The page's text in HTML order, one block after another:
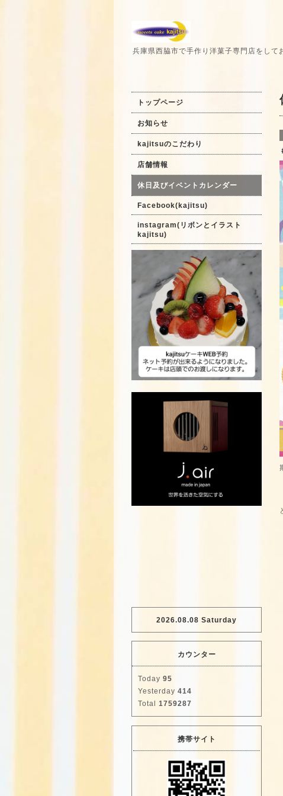
兵庫県西脇市で手作り洋菓子専門店をし
トップページ
お知らせ
kajitsuのこだわり
店舗情報
休日及びイベントカレンダー
Facebook(kajitsu)
instagram(リボンとイラスト
kajitsu)
2026.08.08 Saturday
カウンター
Today 95
Yesterday 414
Total 1759287
携帯サイト